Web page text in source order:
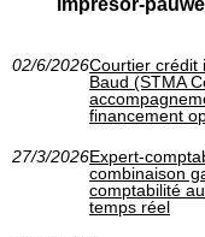
impresor-
02/6/2026Courtier crédit
Baud (STMA
financement
27/3/2026Expert-
combinaison
comptabilité
temps réel